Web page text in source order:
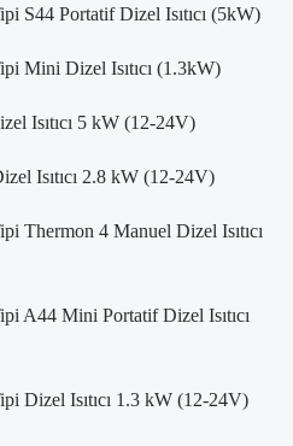
S44 Portatif Dizel Isıtıcı (5kW)
Mini Dizel Isıtıcı (1.3kW)
Isıtıcı 5 kW (12-24V)
Isıtıcı 2.8 kW (12-24V)
Thermon 4 Manuel Dizel Isıtıcı
A44 Mini Portatif Dizel Isıtıcı
Dizel Isıtıcı 1.3 kW (12-24V)